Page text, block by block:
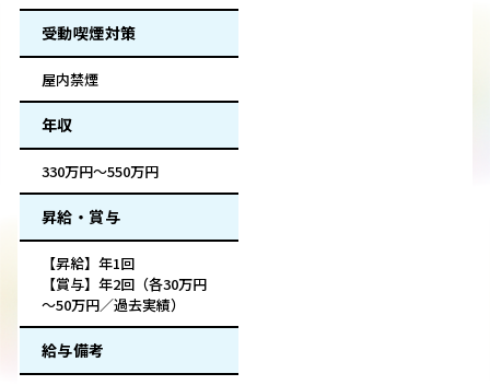
受動喫煙対策
屋内禁煙
年収
330万円～550万円
昇給・賞与
【昇給】年1回
【賞与】年2回（各30万円
～50万円／過去実績）
給与備考